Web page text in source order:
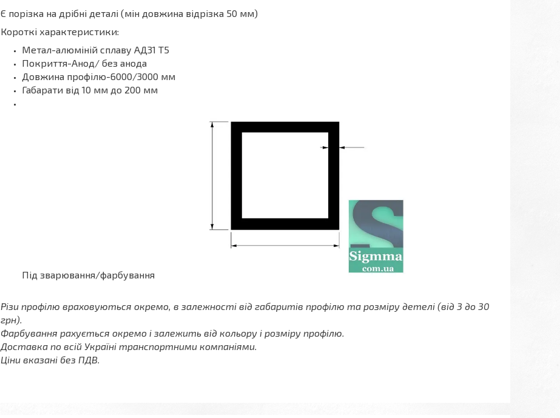
Є порізка на дрібні деталі (мін довжина відрізка 50 мм)
Короткі характеристики:
Метал-алюміній сплаву АД31 Т5
Покриття-Анод/ без анода
Довжина профілю-6000/3000 мм
Габарати від 10 мм до 200 мм
Під зварювання/фарбування
Різи профілю враховуються окремо, в залежності від габаритів профілю та розміру детелі (від 3 до 30
грн).
Фарбування рахується окремо і залежить від кольору і розміру профілю.
Доставка по всій Україні транспортними компаніями.
Ціни вказані без ПДВ.